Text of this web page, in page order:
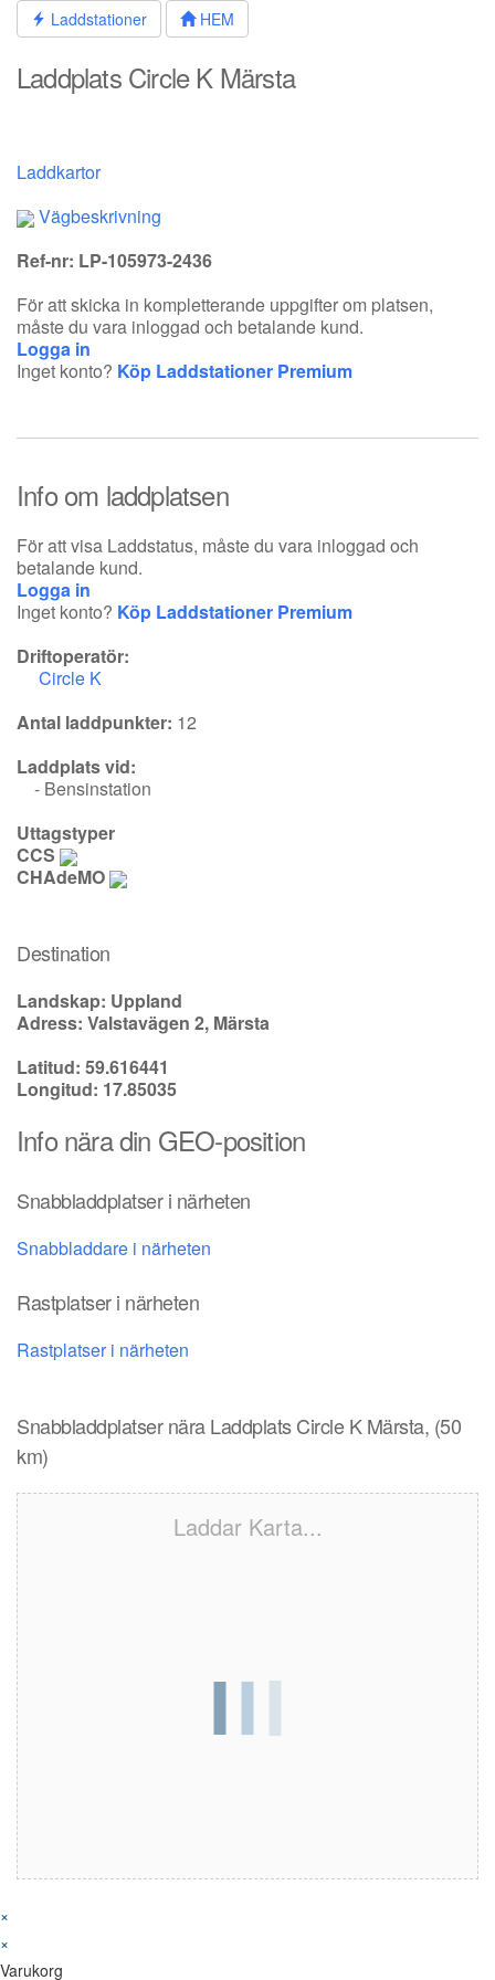
Hoppa
innehållet
Laddstationer HEM
Laddplats Circle K Märsta
Laddkartor
Vägbeskrivning
Ref-nr: LP-105973-2436
För att skicka in kompletterande uppgifter om platsen,
måste du vara inloggad och betalande kund.
Logga in
Inget konto? Köp Laddstationer Premium
Info om laddplatsen
För att visa Laddstatus, måste du vara inloggad och
betalande kund.
Logga in
Inget konto? Köp Laddstationer Premium
Driftoperatör:
Circle K
Antal laddpunkter: 12
Laddplats vid:
- Bensinstation
Uttagstyper
CCS
CHAdeMO
Destination
Landskap: Uppland
Adress: Valstavägen 2, Märsta
Latitud: 59.616441
Longitud: 17.85035
Info nära din GEO-position
Snabbladdplatser i närheten
Snabbladdare i närheten
Rastplatser i närheten
Rastplatser i närheten
Snabbladdplatser nära Laddplats Circle K Märsta, (50
km)
Laddar Karta...
×
×
Varukorg